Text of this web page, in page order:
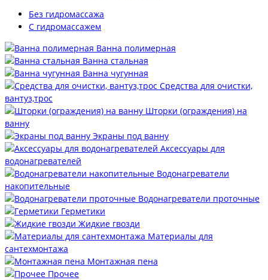
Без гидромассажа
С гидромассажем
Ванна полимерная
Ванна стальная
Ванна чугунная
Средства для очистки,
вантуз,трос
Шторки (ограждения) на
ванну
Экраны под ванну
Аксессуары для
водонагревателей
Водонагреватели
накопительные
Водонагреватели проточные
Герметики
Жидкие гвозди
Материалы для
сантехмонтажа
Монтажная пена
Прочее